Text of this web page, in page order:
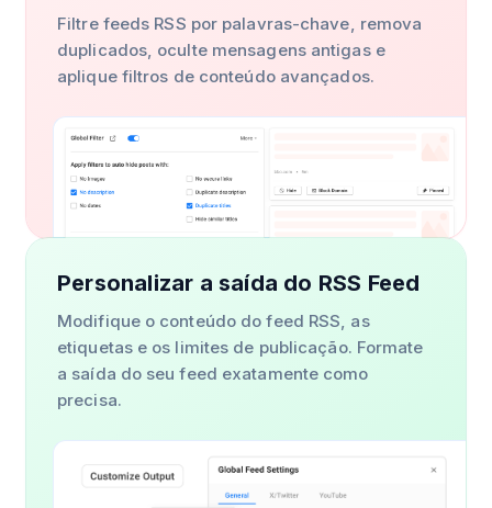
Filtre feeds RSS por palavras-chave, remova
duplicados, oculte mensagens antigas e
aplique filtros de conteúdo avançados.
Personalizar a saída do RSS Feed
Modifique o conteúdo do feed RSS, as
etiquetas e os limites de publicação. Formate
a saída do seu feed exatamente como
precisa.